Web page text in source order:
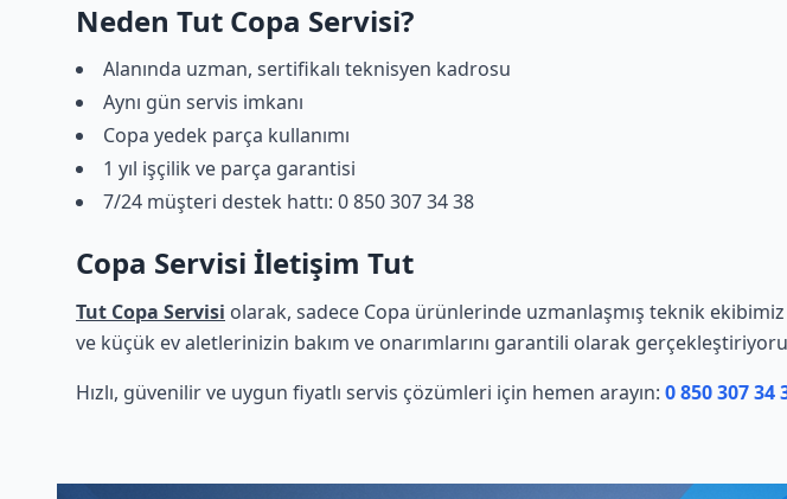
Neden Tut Copa Servisi?
Alanında uzman, sertifikalı teknisyen kadrosu
Aynı gün servis imkanı
Copa yedek parça kullanımı
1 yıl işçilik ve parça garantisi
7/24 müşteri destek hattı: 0 850 307 34 38
Copa Servisi İletişim Tut
Tut Copa Servisi olarak, sadece Copa ürünlerinde uzmanlaşmış teknik
ve küçük ev aletlerinizin bakım ve onarımlarını garantili olarak
Hızlı, güvenilir ve uygun fiyatlı servis çözümleri için hemen arayın: 0 850 307 34